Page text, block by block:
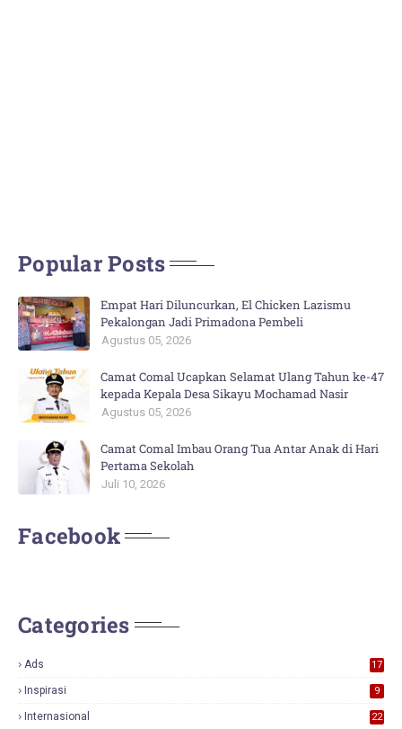
Popular Posts
Empat Hari Diluncurkan, El Chicken Lazismu
Pekalongan Jadi Primadona Pembeli
Agustus 05, 2026
Camat Comal Ucapkan Selamat Ulang Tahun ke-47
kepada Kepala Desa Sikayu Mochamad Nasir
Agustus 05, 2026
Camat Comal Imbau Orang Tua Antar Anak di Hari
Pertama Sekolah
Juli 10, 2026
Facebook
Categories
Ads
17
Inspirasi 9
Internasional 22